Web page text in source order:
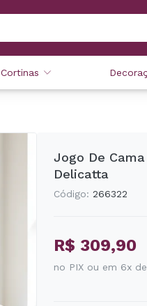
Cortinas
Jogo De
Delicatta
Código: 266322
R$ 309,90
no PIX ou em 6x